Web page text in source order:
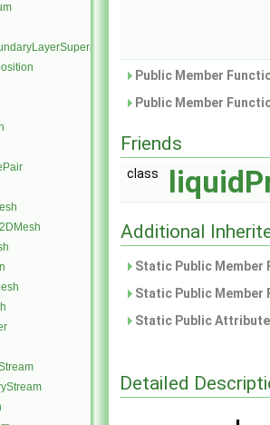
Public Member
Public Member
Friends
class
Additional
Static Public
Static Public
Static Public
Detailed